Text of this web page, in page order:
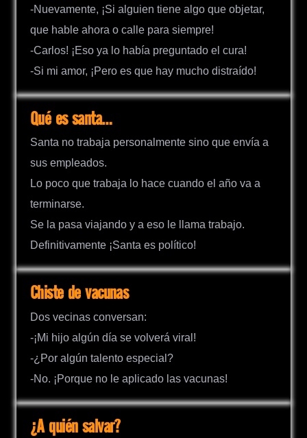
-Nuevamente, ¡Si alguien tiene algo que objetar,
que hable ahora o calle para siempre!
-Carlos! ¡Eso ya lo había preguntado el cura!
-Si mi amor, ¡Pero es que hay mucho distraído!
Qué es santa…
Santa no trabaja personalmente sino que envía a
sus empleados.
Lo poco que trabaja lo hace cuando el año va a
terminarse.
Se la pasa viajando y a eso le llama trabajo.
Definitivamente ¡Santa es político!
Chiste de vacunas
Dos vecinas conversan:
-¡Mi hijo algún día se volverá viral!
-¿Por algún talento especial?
-No. ¡Porque no le aplicado las vacunas!
¿A quién salvar?